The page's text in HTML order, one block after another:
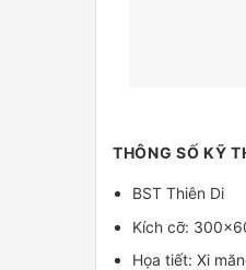
THÔNG SỐ KỸ
BST Thiên Di
Kích cỡ:
Họa tiết: Xi